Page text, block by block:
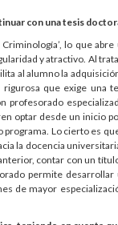
con una tesis
lo que abre
y atractivo. Al
al alumno la
que exige una
profesorado
optar desde un inicio
programa. Lo cierto es
la docencia
contar con un
permite desarrollar
de mayor